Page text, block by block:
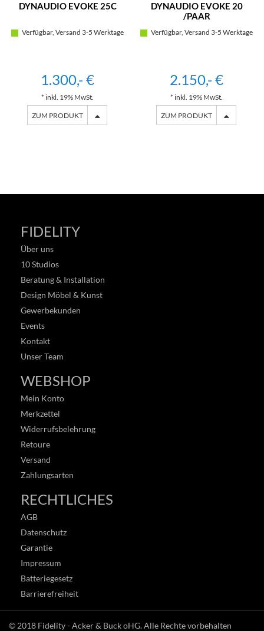
DYNAUDIO EVOKE 25C
Verfügbar, Versand 3-5 Werktage
1.300,- €
* inkl. 19% MwSt.
ZUM PRODUKT
DYNAUDIO EVOKE 20
/PAAR
Verfügbar, Versand 3-5 Werktage
2.150,- €
* inkl. 19% MwSt.
ZUM PRODUKT
FIDELITY
Über uns
10 Studios
Beratung & Installation
Design Möbel & Kunst
Gewerbekunden
Events
Kontakt
Unser Team
WEBSHOP
Mein Konto
Merkzettel
Widerrufsbelehrung
Retoure
Versand
Zahlungsarten
RECHTLICHES
AGB
Datenschutz
Garantie
Impressum
Batteriegesetz
Barrierefreiheit
© 2018 Fidelity - Acker & Buck oHG. Alle Rechte vorbehalten